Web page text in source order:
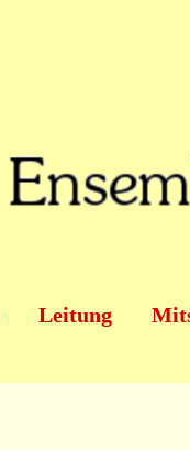
Leitung